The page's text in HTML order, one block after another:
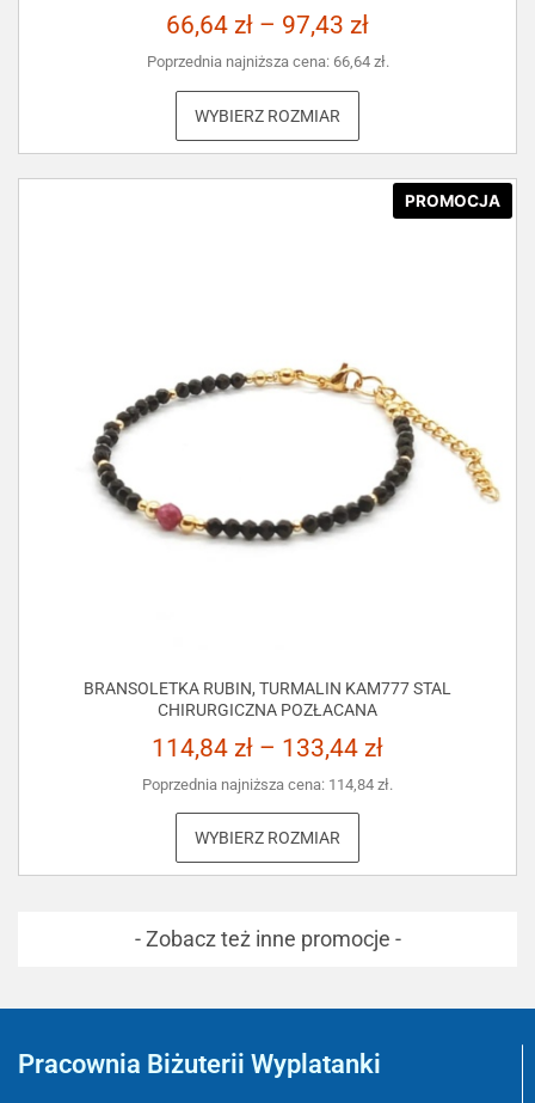
66,64 zł – 97,43 zł
Poprzednia najniższa cena: 66,64 zł.
WYBIERZ ROZMIAR
PROMOCJA
BRANSOLETKA RUBIN, TURMALIN KAM777 STAL
CHIRURGICZNA POZŁACANA
114,84 zł – 133,44 zł
Poprzednia najniższa cena: 114,84 zł.
WYBIERZ ROZMIAR
- Zobacz też inne promocje -
Pracownia Biżuterii Wyplatanki